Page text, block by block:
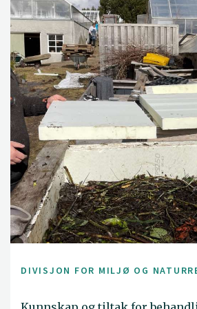
DIVISJON FOR MILJØ OG